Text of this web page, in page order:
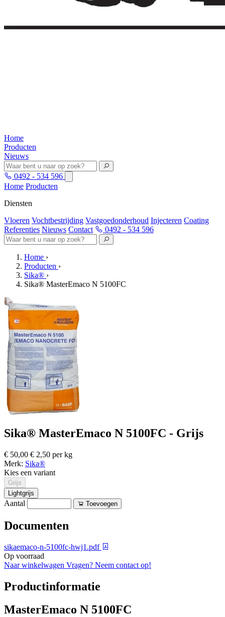
Home
Producten
Nieuws
0492 - 534 596
Home Producten
Diensten
Vloeren Vochtbestrijding Vastgoedonderhoud Injecteren Coating
Referenties Nieuws Contact 0492 - 534 596
Home ›
Producten ›
Sika® ›
Sika® MasterEmaco N 5100FC
Sika® MasterEmaco N 5100FC - Grijs
€ 50,00 € 2,50 per kg
Merk: Sika®
Kies een variant
Grijs
Lightgrijs
Aantal Toevoegen
Documenten
sikaemaco-n-5100fc-hwj1.pdf
Op voorraad
Naar winkelwagen Vragen? Neem contact op!
Productinformatie
MasterEmaco N 5100FC